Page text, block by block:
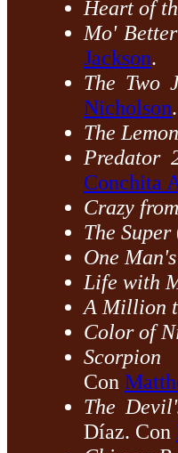
Heart of
Mo'
Jackson.
The Two
Nicholson.
The
Predator
Conchita
Crazy
The Super
One
Life with
A Million
Color of
Scorpion
Con
The
Díaz. Con